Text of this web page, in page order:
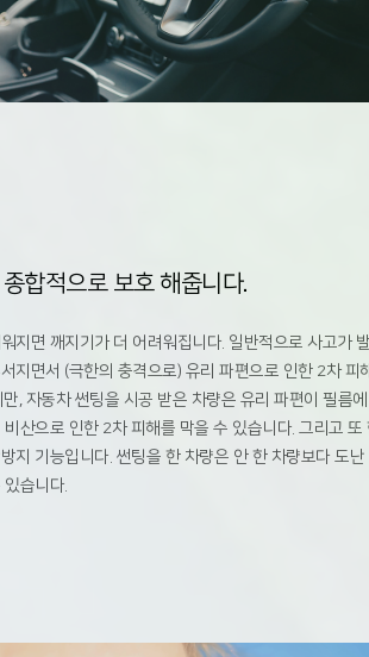
합적으로 보호 해줍니다.
지면 깨지기가 더 어려워집니다. 일반적으로 사고가
지면서 (극한의 충격으로) 유리 파편으로 인한 2차 피
, 자동차 썬팅을 시공 받은 차량은 유리 파편이 필름
산으로 인한 2차 피해를 막을 수 있습니다. 그리고 또
지 기능입니다. 썬팅을 한 차량은 안 한 차량보다 도난
습니다.